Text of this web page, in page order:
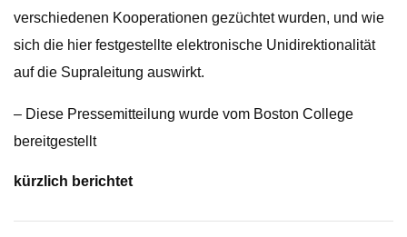
verschiedenen Kooperationen gezüchtet wurden, und wie
sich die hier festgestellte elektronische Unidirektionalität
auf die Supraleitung auswirkt.
– Diese Pressemitteilung wurde vom Boston College
bereitgestellt
kürzlich berichtet